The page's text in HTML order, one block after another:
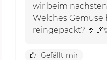
wir beim
Welches Gemüse
Gefällt mir